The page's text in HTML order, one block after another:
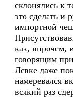
склонялись к
это сделать и
импортной
как, впрочем,
говорящим
Левке даже
намеревался
всякий раз